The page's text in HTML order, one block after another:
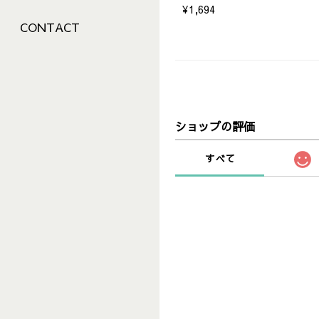
CONTACT
¥1,694
ショップの評価
すべて